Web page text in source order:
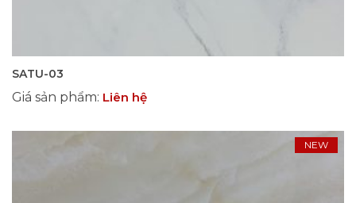
SATU-03
Giá sản phẩm: Liên hệ
NEW